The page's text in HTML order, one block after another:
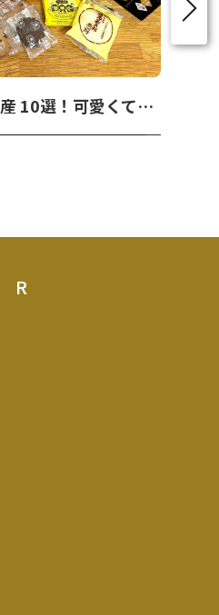
日光で人気のお土産 10選！可愛くて美味しいお菓子を紹介！